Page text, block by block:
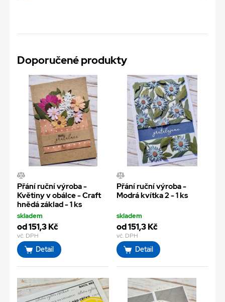
Doporučené produkty
Přání ruční výroba -
Květiny v obálce - Craft
hnědá základ - 1 ks
skladem
od 151,3 Kč
vč. DPH
Detail
Přání ruční výroba -
Modrá kvítka 2 - 1 ks
skladem
od 151,3 Kč
vč. DPH
Detail